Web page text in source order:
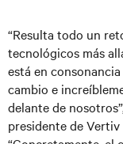
“Resulta todo un
tecnológicos más
está en
cambio e
delante de
presidente de